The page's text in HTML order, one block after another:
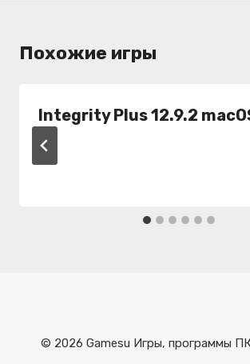
Похожие игры
Integrity Plus 12.9.2
© 2026 Gamesu Игры, программы